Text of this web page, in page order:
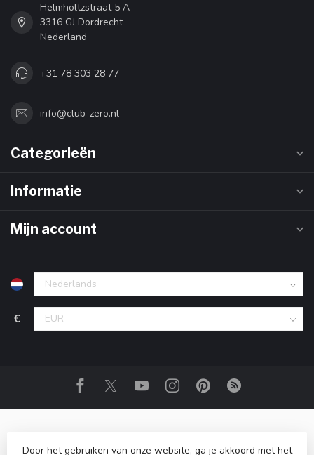
Helmholtzstraat 5 A
3316 GJ Dordrecht
Nederland
+31 78 303 28 77
info@club-zero.nl
Categorieën
Informatie
Mijn account
€
Door het gebruiken van onze website, ga je akkoord met het